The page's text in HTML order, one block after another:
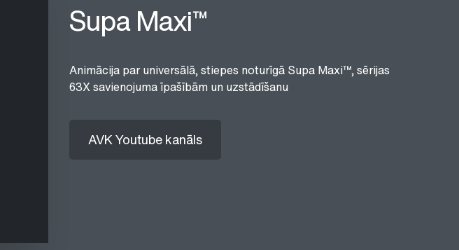
Supa Maxi™
Animācija par universālā, stiepes noturīgā Supa Maxi™, sērijas
63X savienojuma īpašībām un uzstādīšanu
AVK Youtube kanāls